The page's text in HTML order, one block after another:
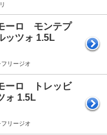
ーロ モンテプ
ッツォ 1.5L
リージオ
ーロ トレッビ
ォ 1.5L
リージオ